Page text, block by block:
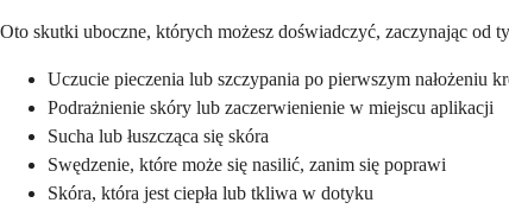
Oto skutki uboczne, których możesz doświadczyć, zaczynając od
Uczucie pieczenia lub szczypania po pierwszym nałożeniu
Podrażnienie skóry lub zaczerwienienie w miejscu aplikacji
Sucha lub łuszcząca się skóra
Swędzenie, które może się nasilić, zanim się poprawi
Skóra, która jest ciepła lub tkliwa w dotyku